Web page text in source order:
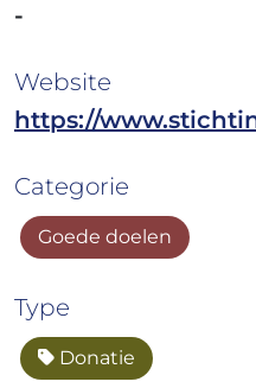
-
Website
https://
Categorie
Goede doelen
Type
Donatie